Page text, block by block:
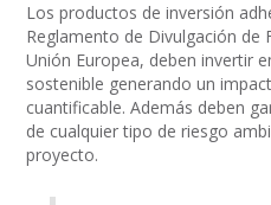
Los productos de inversión
Reglamento de Divulgación de
Unión Europea, deben invertir
sostenible generando un
cuantificable. Además deben
de cualquier tipo de riesgo
proyecto.